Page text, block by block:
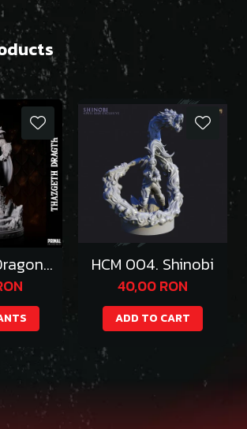
HCM 004. Shinobi
40,00 RON
ADD TO CART